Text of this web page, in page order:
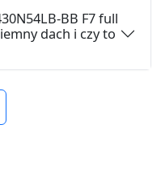
BB F7 full
dach i czy to